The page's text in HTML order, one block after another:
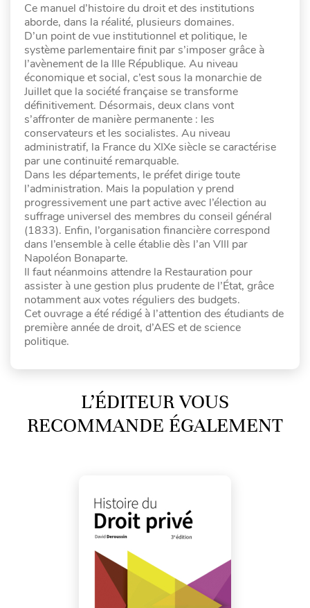
Ce manuel d’histoire du droit et des institutions
aborde, dans la réalité, plusieurs domaines.
D’un point de vue institutionnel et politique, le
système parlementaire finit par s’imposer grâce à
l’avènement de la IIIe République. Au niveau
économique et social, c’est sous la monarchie de
Juillet que la société française se transforme
définitivement. Désormais, deux clans vont
s’affronter de manière permanente : les
conservateurs et les socialistes. Au niveau
administratif, la France du XIXe siècle se caractérise
par une continuité remarquable.
Dans les départements, le préfet dirige toute
l’administration. Mais la population y prend
progressivement une part active avec l’élection au
suffrage universel des membres du conseil général
(1833). Enfin, l’organisation financière correspond
dans l’ensemble à celle établie dès l’an VIII par
Napoléon Bonaparte.
Il faut néanmoins attendre la Restauration pour
assister à une gestion plus prudente de l’État, grâce
notamment aux votes réguliers des budgets.
Cet ouvrage a été rédigé à l’attention des étudiants de
première année de droit, d’AES et de science
politique.
L’ÉDITEUR VOUS
RECOMMANDE ÉGALEMENT